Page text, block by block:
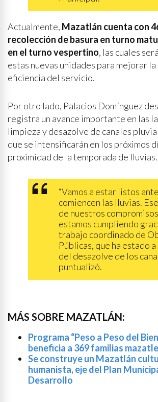
Actualmente, Mazatlán cuenta con
recolección de basura en turno
en el turno vespertino, las cuales
estas nuevas unidades para mejorar
eficiencia del servicio.
Por otro lado, Palacios Domínguez
registra un avance importante en las
limpieza y desazolve de canales
que se intensificarán en los próximos
proximidad de la temporada de lluvias.
“Vamos a estar listos
comiencen las lluvias.
de nuestros
estamos cumpliendo
trabajo coordinado de
Públicas, que ha estado
del desazolve de los
puntualizó.
MÁS SOBRE MAZATLÁN:
Programa “Peso a Peso del
beneficia a 369 familias
Se construye un Mazatlán
humanista, eje del Plan
Desarrollo